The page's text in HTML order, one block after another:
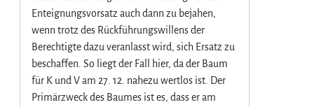
Enteignungsvorsatz auch dann zu bejahen,
wenn trotz des Rückführungswillens der
Berechtigte dazu veranlasst wird, sich Ersatz zu
beschaffen. So liegt der Fall hier, da der Baum
für K und V am 27. 12. nahezu wertlos ist. Der
Primärzweck des Baumes ist es, dass er am